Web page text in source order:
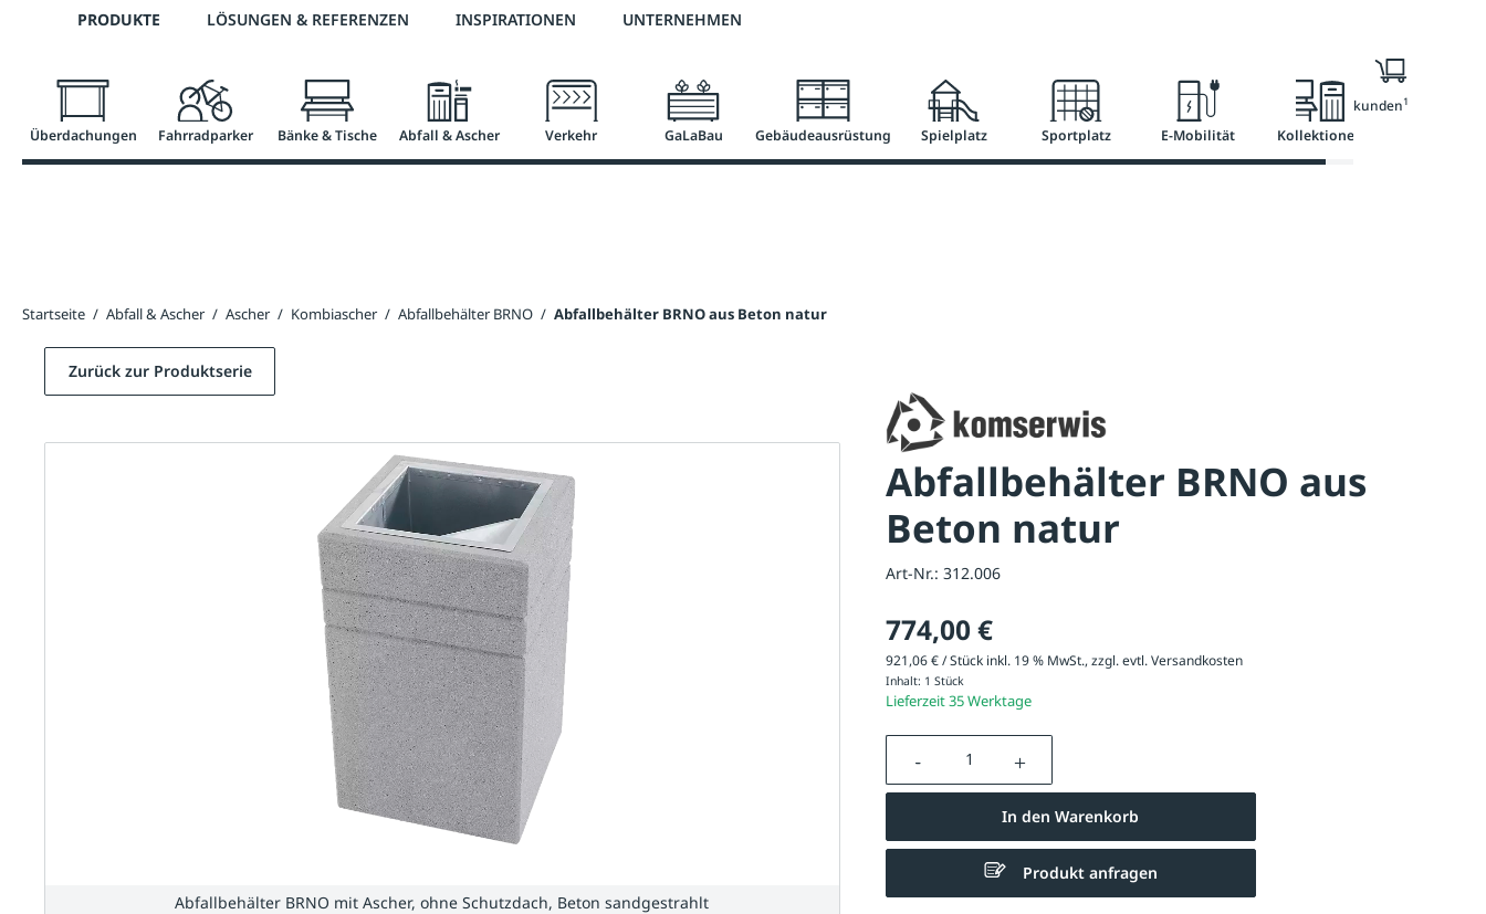
Zur Hauptnavigation springen
Telefon: 0800 / 100 49 02 2 % Vorkassen-Skonto versandkostenfrei ab 50 €
PRODUKTE LÖSUNGEN & REFERENZEN INSPIRATIONEN UNTERNEHMEN
Überdachungen Fahrradparker Bänke & Tische Abfall & Ascher Verkehr GaLaBau Gebäudeausrüstung Spielplatz Sportplatz E-Mobilität Kollektionen
Nur für Geschäftskunden1
Startseite / Abfall & Ascher / Ascher / Kombiascher / Abfallbehälter BRNO / Abfallbehälter BRNO aus Beton natur
Abfallbehälter BRNO aus
Beton natur
Art-Nr.: 312.006
774,00 €
921,06 € / Stück inkl. 19 % MwSt., zzgl. evtl.Versandkosten
Inhalt: 1 Stück
Lieferzeit 35 Werktage
Produkt Anzahl: Gib den gewünschten Wert ein oder
In den Warenkorb
Produkt anfragen
Zurück zur Produktserie
Abfallbehälter BRNO mit Ascher, ohne Schutzdach, Beton sandgestrahlt